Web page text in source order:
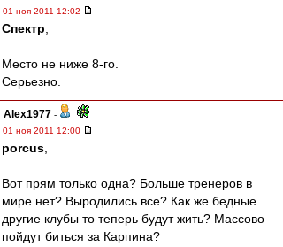
01 ноя 2011 12:02
Спектр
Место не ниже 8-го.
Серьезно.
Alex1977 -
01 ноя 2011 12:00
porcus
Вот прям только одна? Больше тренеров в
мире нет? Выродились все? Как же бедные
другие клубы то теперь будут жить? Массово
пойдут биться за Карпина?